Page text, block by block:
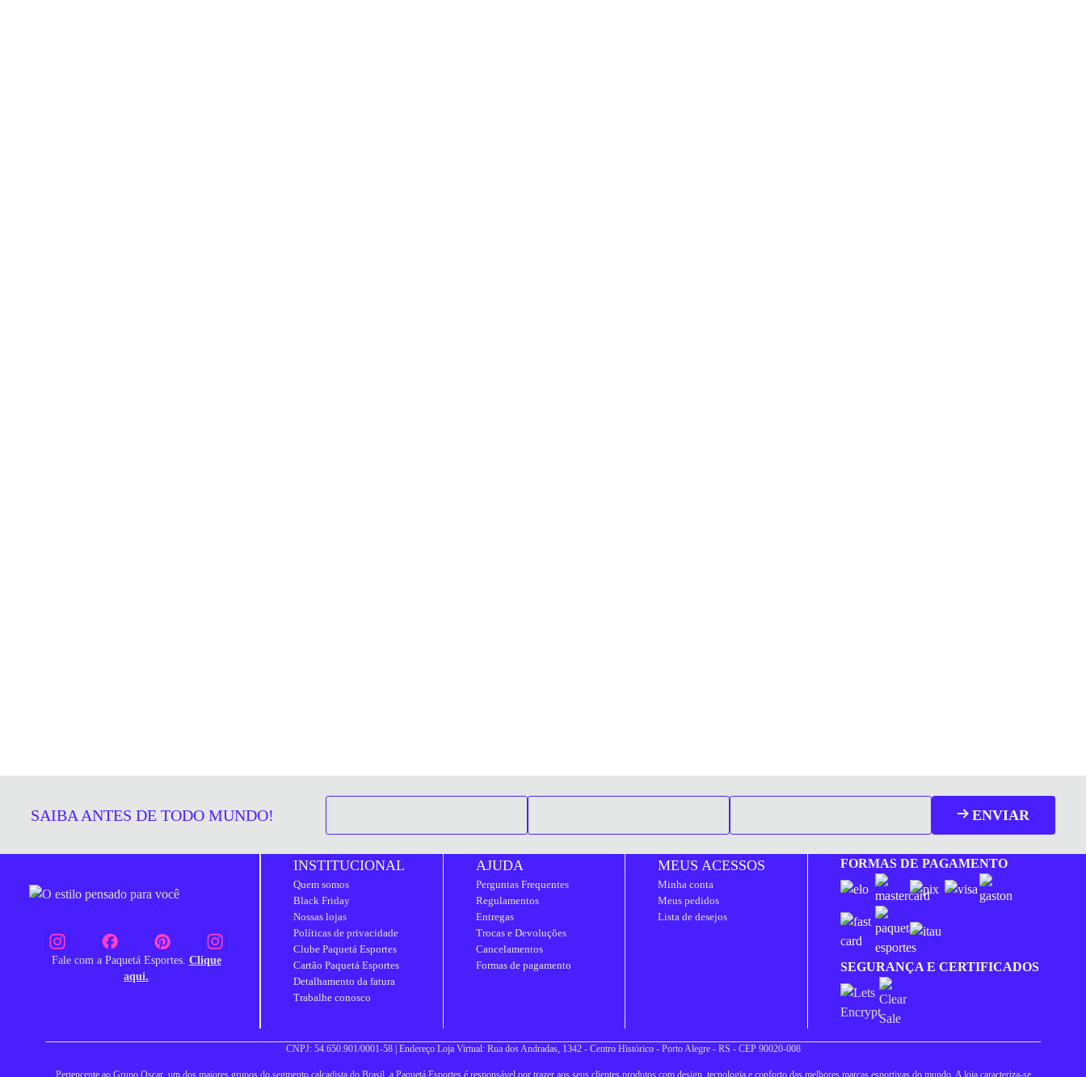
SAIBA ANTES DE TODO MUNDO! ENVIAR
Fale com a Paquetá Esportes. Clique
aqui.
INSTITUCIONAL
Quem somos
Black Friday
Nossas lojas
Políticas de privacidade
Clube Paquetá Esportes
Cartão Paquetá Esportes
Detalhamento da fatura
Trabalhe conosco
AJUDA
Perguntas Frequentes
Regulamentos
Entregas
Trocas e Devoluções
Cancelamentos
Formas de pagamento
MEUS ACESSOS
Minha conta
Meus pedidos
Lista de desejos
FORMAS DE PAGAMENTO
SEGURANÇA E CERTIFICADOS
CNPJ: 54.650.901/0001-58 | Endereço Loja Virtual: Rua dos Andradas, 1342 - Centro Histórico - Porto Alegre - RS - CEP 90020-008
Pertencente ao Grupo Oscar, um dos maiores grupos do segmento calçadista do Brasil, a Paquetá Esportes é responsável por trazer aos seus clientes produtos com design, tecnologia e conforto das melhores marcas esportivas do mundo. A loja caracteriza-se